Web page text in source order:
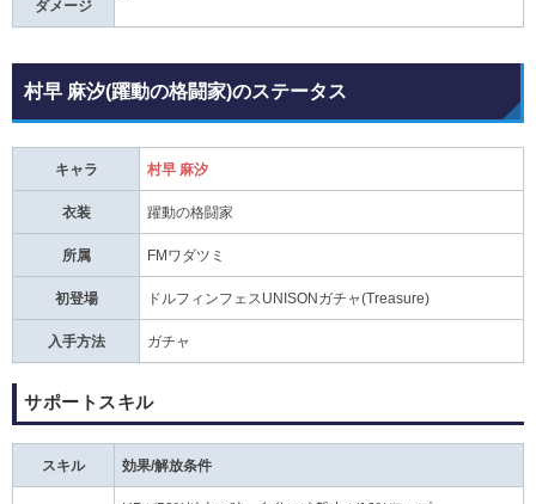
ダメージ
村早 麻汐(躍動の格闘家)のステータス
キャラ 村早 麻汐
衣装 躍動の格闘家
所属 FMワダツミ
初登場 ドルフィンフェスUNISONガチャ(Treasure)
入手方法 ガチャ
サポートスキル
スキル 効果/解放条件